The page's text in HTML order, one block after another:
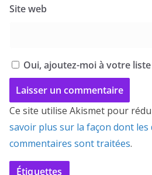
Site web
Oui, ajoutez-moi à votre
Ce site utilise Akismet pour
savoir plus sur la façon dont les
commentaires sont traitées.
Étiquettes